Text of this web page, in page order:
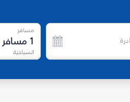
مسافر
1 مسافر
السياحية